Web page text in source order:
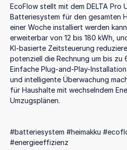
EcoFlow stellt mit dem DELTA Pro
Batteriesystem für den gesamten
einer Woche installiert werden
erweiterbar von 12 bis 180 kWh,
KI-basierte Zeitsteuerung
potenziell die Rechnung um bis zu
Einfache Plug-and-Play-
und intelligente Überwachung
für Haushalte mit wechselndem
Umzugsplänen.
#batteriesystem #heimakku
#energieeffizienz